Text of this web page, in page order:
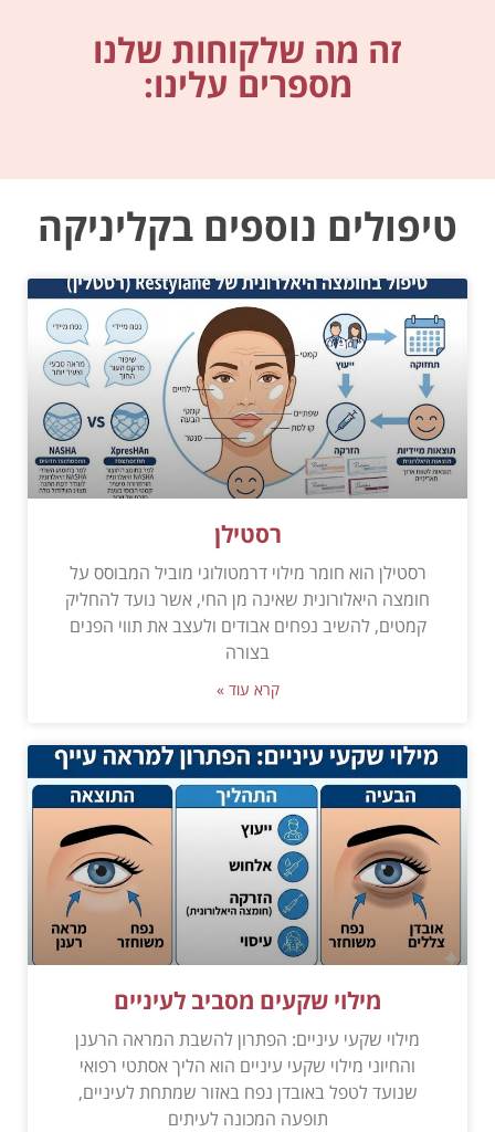
זה מה שלקוחות שלנו
מספרים עלינו:
טיפולים נוספים בקליניקה
רסטילן
רסטילן הוא חומר מילוי דרמטולוגי מוביל המבוסס על
חומצה היאלורונית שאינה מן החי, אשר נועד להחליק
קמטים, להשיב נפחים אבודים ולעצב את תווי הפנים
בצורה
קרא עוד »
מילוי שקעים מסביב לעיניים
מילוי שקעי עיניים: הפתרון להשבת המראה הרענן
והחיוני מילוי שקעי עיניים הוא הליך אסתטי רפואי
שנועד לטפל באובדן נפח באזור שמתחת לעיניים,
תופעה המכונה לעיתים